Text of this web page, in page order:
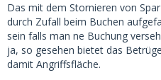
Das mit dem Stornieren von
durch Zufall beim Buchen
sein falls man ne Buchung
ja, so gesehen bietet das
damit Angriffsfläche.